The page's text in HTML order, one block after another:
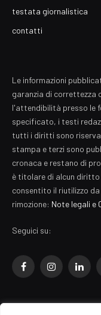
testata giornalistica
contatti
Le informazioni
garanzia di correttezza
l'attendibilità presso le
specificato, i testi
tutti i diritti sono
stampa e terzi sono
cronaca e restano di
è titolare di alcun diritto
consentito il riutilizzo
rimozione: Note legali e
Seguici su:
FacebookInstagram